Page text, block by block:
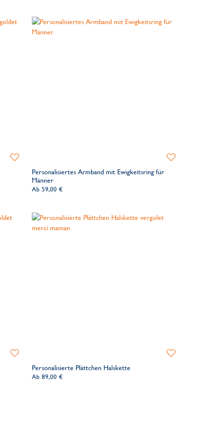
Zur
hinzufügenPersonalisiertes Armband mit Ewigkeitsring für
Männer
Ab 59,00 €
Zur
Zur
hinzufügenPersonalisierte Plättchen Halskette
Ab 89,00 €
Zur